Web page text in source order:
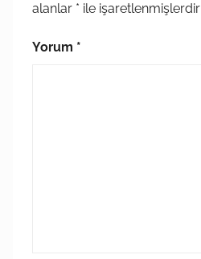
alanlar * ile işaretlenmişlerdir
Yorum *